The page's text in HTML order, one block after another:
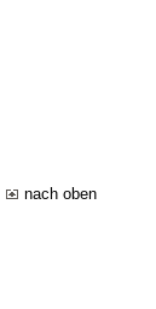
nach oben